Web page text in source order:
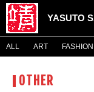
YASUTO
ALL ART FASHION
OTHER